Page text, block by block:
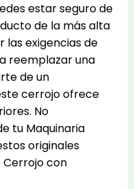
estar seguro de
de la más alta
las exigencias de
reemplazar una
de un
cerrojo ofrece
No
tu Maquinaria
originales
Cerrojo con